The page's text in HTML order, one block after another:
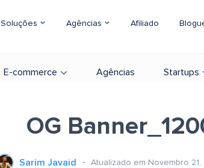
Soluções Agências Afiliado
E-commerce Agências Startups
OG
Sarim Javaid Atualizado em Novembro 21,